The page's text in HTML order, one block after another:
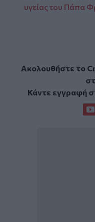
υγείας του Πάπα
Ακολουθήστε το
Κάντε εγγραφή